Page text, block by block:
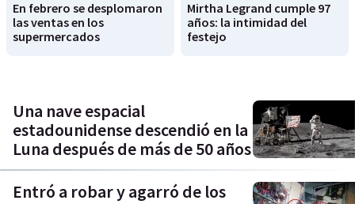
En febrero se desplomaron
las ventas en los
supermercados
Mirtha Legrand cumple 97
años: la intimidad del
festejo
Una nave espacial
estadounidense descendió en la
Luna después de más de 50 años
Entró a robar y agarró de los